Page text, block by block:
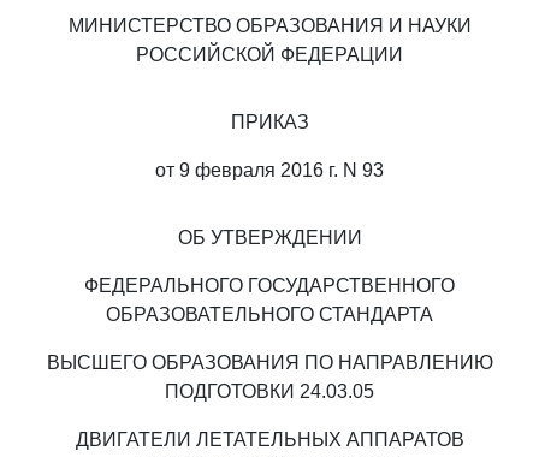
МИНИСТЕРСТВО ОБРАЗОВАНИЯ И НАУКИ
РОССИЙСКОЙ ФЕДЕРАЦИИ
ПРИКАЗ
от 9 февраля 2016 г. N 93
ОБ УТВЕРЖДЕНИИ
ФЕДЕРАЛЬНОГО ГОСУДАРСТВЕННОГО
ОБРАЗОВАТЕЛЬНОГО СТАНДАРТА
ВЫСШЕГО ОБРАЗОВАНИЯ ПО НАПРАВЛЕНИЮ
ПОДГОТОВКИ 24.03.05
ДВИГАТЕЛИ ЛЕТАТЕЛЬНЫХ АППАРАТОВ